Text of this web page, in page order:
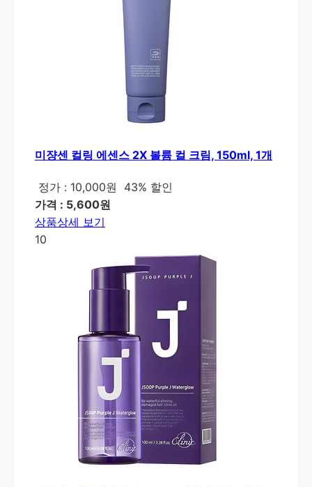
미쟝센 컬링 에센스 2X 볼륨 컬 크림, 150ml, 1개
정가 : 10,000원
43% 할인
가격 : 5,600원
상품상세 보기
10